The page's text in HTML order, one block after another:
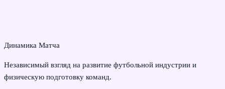
Динамика Матча
Независимый взгляд на развитие футбольной индустрии и
физическую подготовку команд.